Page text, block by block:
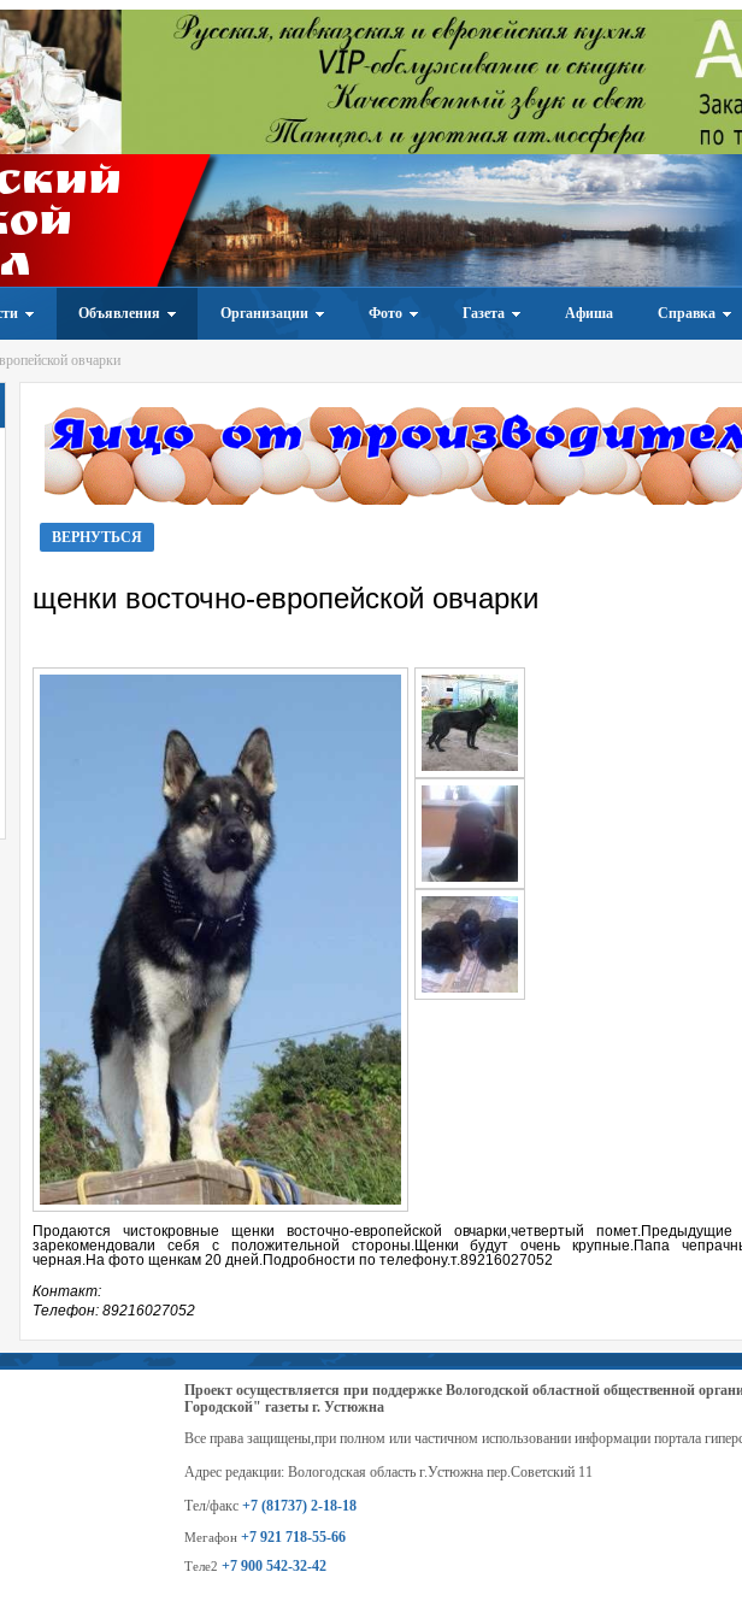
Объявления Организации Фото Газета Афиша Справка
овчарки
ВЕРНУТЬСЯ
щенки восточно-европейской овчарки
Продаются чистокровные щенки восточно-европейской овчарки,четвертый
зарекомендовали себя с положительной стороны.Щенки будут очень крупные.Папа
черная.На фото щенкам 20 дней.Подробности по телефону.т.89216027052
Контакт:
Телефон: 89216027052
Проект осуществляется при поддержке Вологодской областной общественной
Городской" газеты г. Устюжна
Все права защищены,при полном или частичном использовании информации портала
Адрес редакции: Вологодская область г.Устюжна пер.Советский 11
Тел/факс +7 (81737) 2-18-18
Мегафон +7 921 718-55-66
Теле2 +7 900 542-32-42